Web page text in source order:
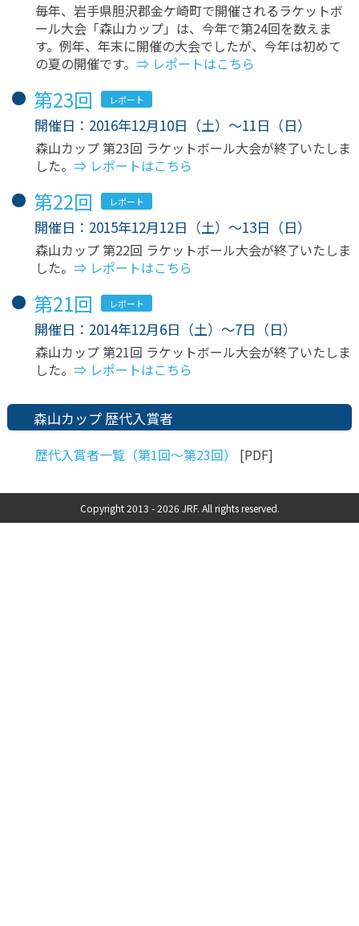
毎年、岩手県胆沢郡金ケ崎町で開催されるラケットボ
ール大会「森山カップ」は、今年で第24回を数えま
す。例年、年末に開催の大会でしたが、今年は初めて
の夏の開催です。 ⇒ レポートはこちら
第23回 レポート
開催日：2016年12月10日（土）〜11日（日）
森山カップ 第23回 ラケットボール大会が終了いたしま
した。 ⇒ レポートはこちら
第22回 レポート
開催日：2015年12月12日（土）〜13日（日）
森山カップ 第22回 ラケットボール大会が終了いたしま
した。 ⇒ レポートはこちら
第21回 レポート
開催日：2014年12月6日（土）〜7日（日）
森山カップ 第21回 ラケットボール大会が終了いたしま
した。 ⇒ レポートはこちら
森山カップ 歴代入賞者
歴代入賞者一覧（第1回〜第23回） [PDF]
Copyright 2013 -2026 JRF. All rights reserved.